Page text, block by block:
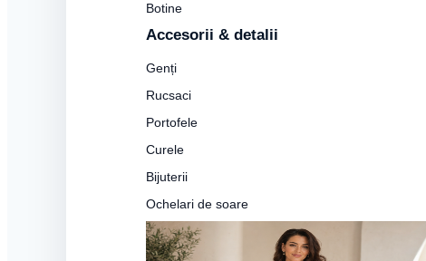
Botine
Accesorii & detalii
Genți
Rucsaci
Portofele
Curele
Bijuterii
Ochelari de soare